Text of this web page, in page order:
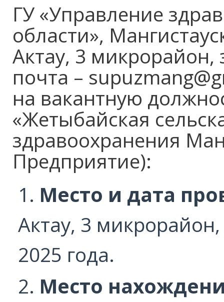
ГУ «Управление
области»,
Актау, 3
почта –
на вакантную
«Жетыбайская
здравоохранения
Предприятие):
Место и дата
Актау, 3
2025 года.
Место